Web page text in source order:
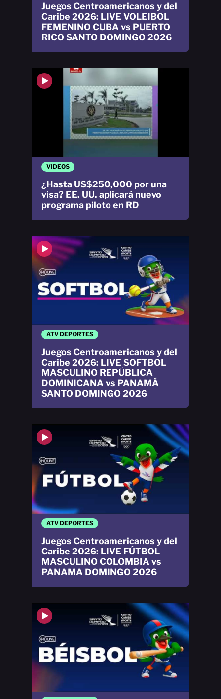
ATV DEPORTES
Juegos Centroamericanos y del
Caribe 2026: LIVE SOFTBOL
MASCULINO REPÚBLICA
DOMINICANA vs PANAMÁ
SANTO DOMINGO 2026
VIDEOS
¿Hasta US$250,000 por una
visa? EE. UU. aplicará nuevo
programa piloto en RD
Juegos Centroamericanos y del
Caribe 2026: LIVE VOLEIBOL
FEMENINO CUBA vs PUERTO
RICO SANTO DOMINGO 2026
ATV DEPORTES
Juegos Centroamericanos y del
Caribe 2026: LIVE FÚTBOL
MASCULINO COLOMBIA vs
PANAMA DOMINGO 2026